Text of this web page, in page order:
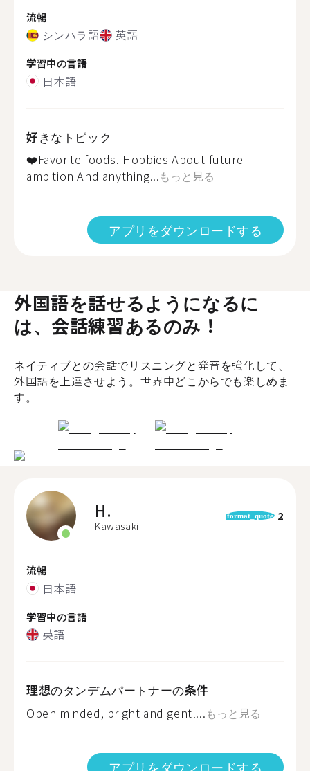
流暢
シンハラ語 英語
学習中の言語
日本語
好きなトピック
❤️Favorite foods. Hobbies About future
ambition And anything...もっと見る
アプリをダウンロードする
外国語を話せるようになるに
は、会話練習あるのみ！
ネイティブとの会話でリスニングと発音を強化して、
外国語を上達させよう。世界中どこからでも楽しめま
す。
H.
Kawasaki
format_quote 2
流暢
日本語
学習中の言語
英語
理想のタンデムパートナーの条件
Open minded, bright and gentl...もっと見る
アプリをダウンロードする